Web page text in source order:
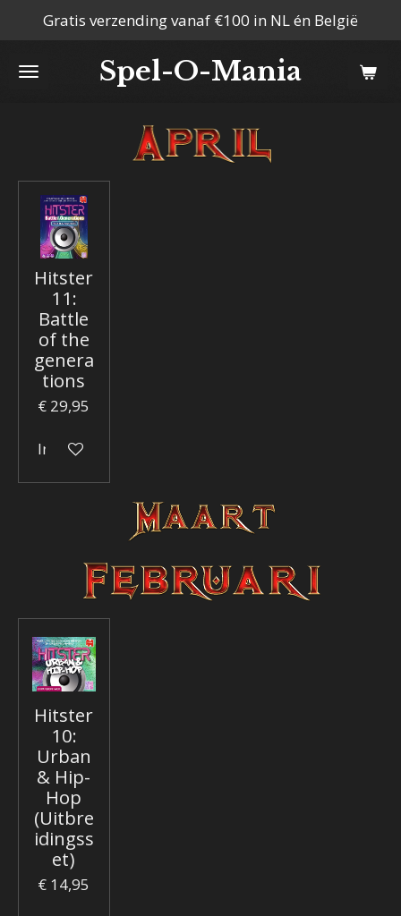
naar
Spel-O-Mania
Gratis verzending vanaf €100 in NL én België
Hitster
11:
Battle
of the
genera
tions
€ 29,95
In winkelwagen
Hitster
10:
Urban
& Hip-
Hop
(Uitbre
idingss
et)
€ 14,95